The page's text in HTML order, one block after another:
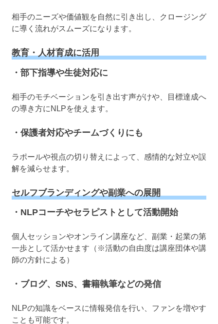
相手のニーズや価値観を自然に引き出し、クロージング
に導く流れがスムーズになります。
教育・人材育成に活用
・部下指導や生徒対応に
相手のモチベーションを引き出す声がけや、目標達成へ
の導き方にNLPを使えます。
・保護者対応やチームづくりにも
ラポールや視点の切り替えによって、感情的な対立や誤
解を減らせます。
セルフブランディングや副業への展開
・NLPコーチやセラピストとして活動開始
個人セッションやオンライン講座など、副業・起業の第
一歩として活かせます（※活動の自由度は講座団体や講
師の方針による）
・ブログ、SNS、書籍執筆などの発信
NLPの知識をベースに情報発信を行い、ファンを増やす
ことも可能です。